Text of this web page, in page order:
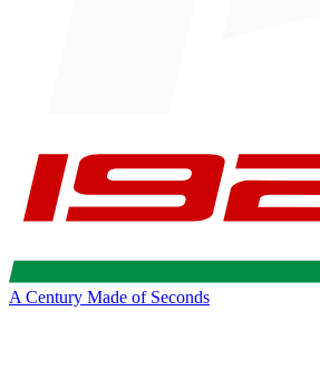
A Century Made of Seconds